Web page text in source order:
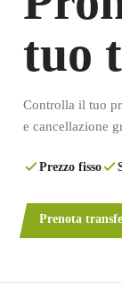
tuo
Controlla il tuo
e cancellazione
Prezzo fisso
Prenota